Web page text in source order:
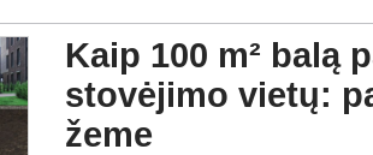
Kaip 100 m² balą
stovėjimo vietų:
žeme